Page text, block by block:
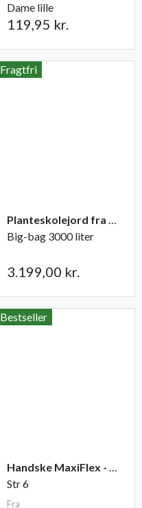
Dame lille
119,95 kr.
Fragtfri
Planteskolejord fra Champost
Big-bag 3000 liter
3.199,00 kr.
Bestseller
Handske MaxiFlex - Ultimate
Str 6
Fra